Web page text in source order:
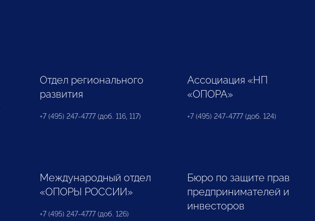
Отдел регионального
развития
+7 (495) 247-4777 (доб. 116, 117)
Ассоциация «НП
«ОПОРА»
+7 (495) 247-4777 (доб. 124)
Международный отдел
«ОПОРЫ РОССИИ»
+7 (495) 247-4777 (доб. 126)
Бюро по защите прав
предпринимателей и
инвесторов